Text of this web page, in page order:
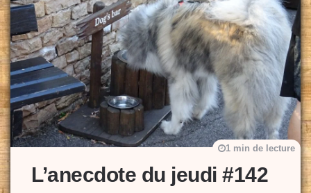
L’anecdote du jeudi #142
1 min de lecture